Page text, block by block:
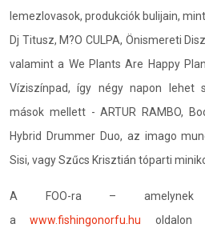
lemezlovasok, produkciók bulijain, mint
Dj Titusz, M?O CULPA, Önismereti
valamint a We Plants Are Happy
Víziszínpad, így négy napon lehet
mások mellett - ARTUR RAMBO,
Hybrid Drummer Duo, az imago
Sisi, vagy Szűcs Krisztián tóparti
A FOO-ra – amelynek
a www.fishingonorfu.hu oldalon